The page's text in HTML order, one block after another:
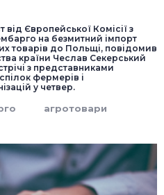
Європейської Комісії з
на безмитний імпорт
товарів до Польщі, повідомив
країни Чеслав Секерський
з представниками
фермерів і
у четвер.
агротовари